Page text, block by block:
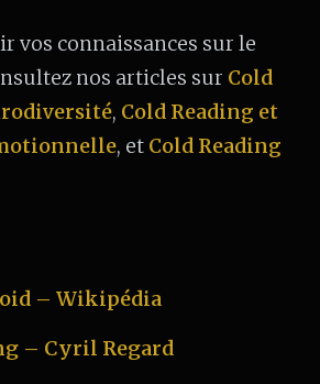
vos connaissances sur le
nos articles sur Cold
, Cold Reading et
, et Cold Reading
– Wikipédia
– Cyril Regard